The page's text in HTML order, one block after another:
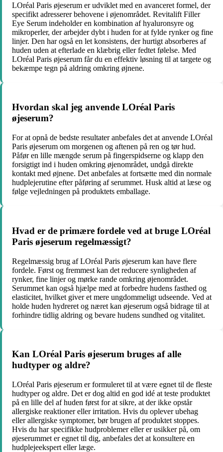
LOréal Paris øjeserum er udviklet med en avanceret formel, der
specifikt adresserer behovene i øjenområdet. Revitalift Filler
Eye Serum indeholder en kombination af hyaluronsyre og
mikroperler, der arbejder dybt i huden for at fylde rynker og fine
linjer. Den har også en let konsistens, der hurtigt absorberes af
huden uden at efterlade en klæbrig eller fedtet følelse. Med
LOréal Paris øjeserum får du en effektiv løsning til at targete og
bekæmpe tegn på aldring omkring øjnene.
Hvordan skal jeg anvende LOréal Paris
øjeserum?
For at opnå de bedste resultater anbefales det at anvende LOréal
Paris øjeserum om morgenen og aftenen på ren og tør hud.
Påfør en lille mængde serum på fingerspidserne og klapp den
forsigtigt ind i huden omkring øjenområdet, undgå direkte
kontakt med øjnene. Det anbefales at fortsætte med din normale
hudplejerutine efter påføring af serummet. Husk altid at læse og
følge vejledningen på produktets emballage.
Hvad er de primære fordele ved at bruge LOréal
Paris øjeserum regelmæssigt?
Regelmæssig brug af LOréal Paris øjeserum kan have flere
fordele. Først og fremmest kan det reducere synligheden af
rynker, fine linjer og mørke rande omkring øjenområdet.
Serummet kan også hjælpe med at forbedre hudens fasthed og
elasticitet, hvilket giver et mere ungdommeligt udseende. Ved at
holde huden hydreret og næret kan øjeserum også bidrage til at
forhindre tidlig aldring og bevare hudens sundhed og vitalitet.
Kan LOréal Paris øjeserum bruges af alle
hudtyper og aldre?
LOréal Paris øjeserum er formuleret til at være egnet til de fleste
hudtyper og aldre. Det er dog altid en god idé at teste produktet
på en lille del af huden først for at sikre, at der ikke opstår
allergiske reaktioner eller irritation. Hvis du oplever ubehag
eller allergiske symptomer, bør brugen af produktet stoppes.
Hvis du har specifikke hudproblemer eller er usikker på, om
øjeserummet er egnet til dig, anbefales det at konsultere en
hudplejeekspert eller læge.